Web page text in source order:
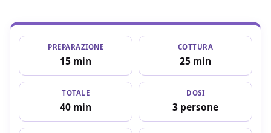
PREPARAZIONE
15 min
COTTURA
25 min
TOTALE
40 min
DOSI
3 persone